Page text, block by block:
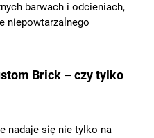
barwach i odcieniach,
niepowtarzalnego
Brick – czy tylko
nadaje się nie tylko na